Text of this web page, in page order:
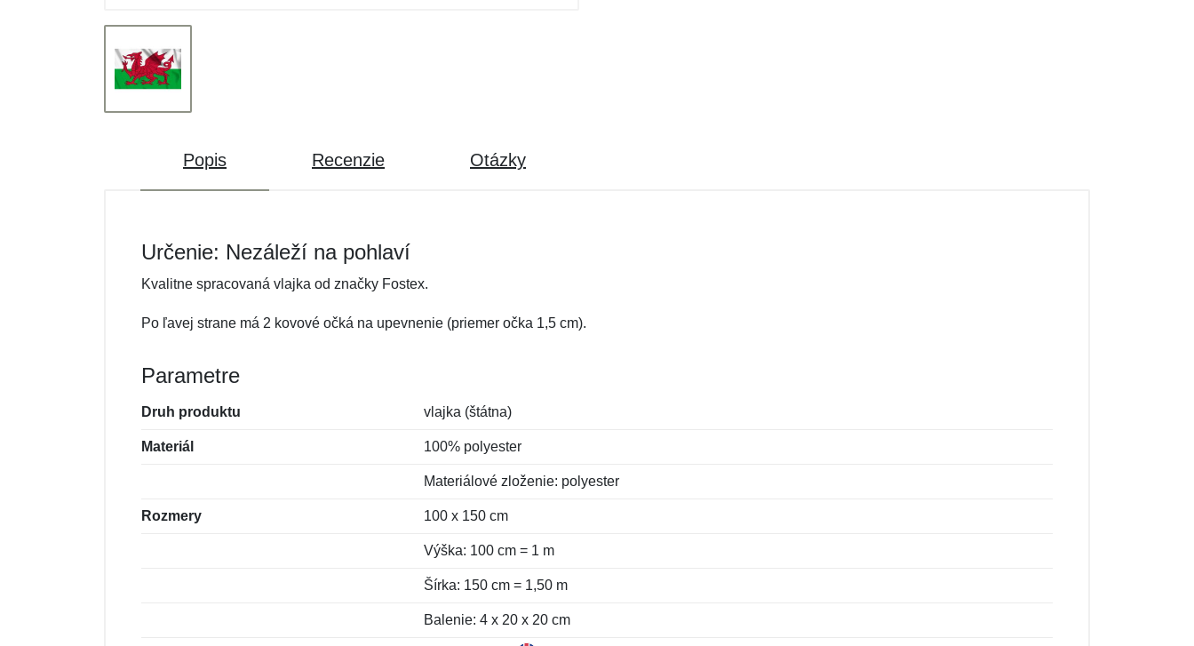
Popis Recenzie Otázky
Určenie: Nezáleží na pohlaví
Kvalitne spracovaná vlajka od značky Fostex.
Po ľavej strane má 2 kovové očká na upevnenie (priemer očka 1,5 cm).
Parametre
Druh produktu vlajka (štátna)
Materiál 100% polyester
Materiálové zloženie: polyester
Rozmery 100 x 150 cm
Výška: 100 cm = 1 m
Šírka: 150 cm = 1,50 m
Balenie: 4 x 20 x 20 cm